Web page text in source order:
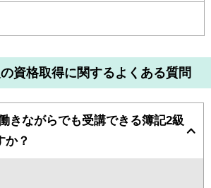
資格取得に関するよくある質問
きながらでも受講できる簿記2級
か？